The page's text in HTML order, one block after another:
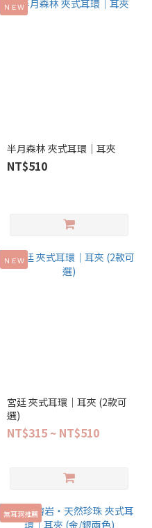
ＮＥＷ
半月森林 夾式耳環｜耳夾
NT$510
ＮＥＷ
宮廷 夾式耳環｜耳夾 (2款可
選)
NT$315 ~ NT$510
無耳洞推薦